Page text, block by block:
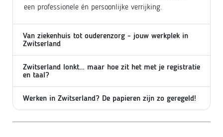
een professionele én persoonlijke verrijking.
Van ziekenhuis tot ouderenzorg - jouw werkplek in
Zwitserland
Zwitserland lonkt… maar hoe zit het met je registratie
en taal?
Werken in Zwitserland? De papieren zijn zo geregeld!